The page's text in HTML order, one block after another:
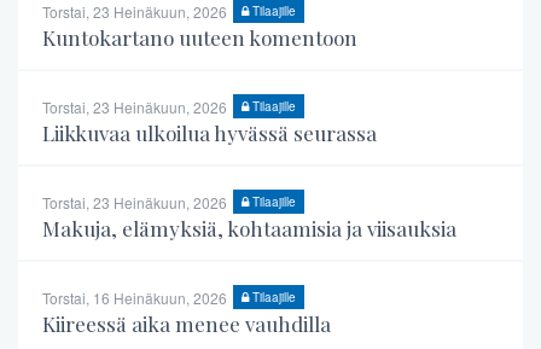
Torstai, 23 Heinäkuun, 2026 Tilaajille
Kuntokartano uuteen komentoon
Torstai, 23 Heinäkuun, 2026 Tilaajille
Liikkuvaa ulkoilua hyvässä seurassa
Torstai, 23 Heinäkuun, 2026 Tilaajille
Makuja, elämyksiä, kohtaamisia ja viisauksia
Torstai, 16 Heinäkuun, 2026 Tilaajille
Kiireessä aika menee vauhdilla